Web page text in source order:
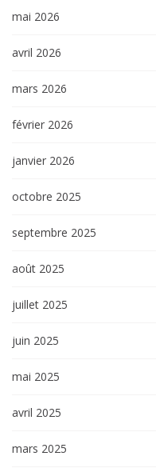
mai 2026
avril 2026
mars 2026
février 2026
janvier 2026
octobre 2025
septembre 2025
août 2025
juillet 2025
juin 2025
mai 2025
avril 2025
mars 2025